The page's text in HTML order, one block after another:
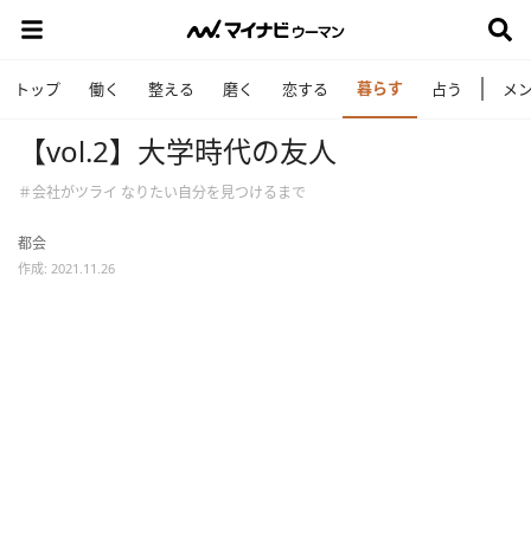
トップ 働く 整える 磨く 恋する 暮らす 占う メ
【vol.2】大学時代の友人
＃会社がツライ なりたい自分を見つけるまで
都会
作成: 2021.11.26